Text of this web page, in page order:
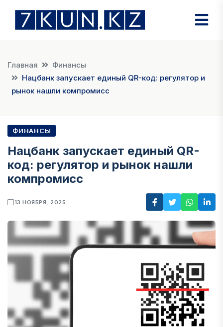
Главная
Финансы
Нацбанк запускает единый QR-код: регулятор и
рынок нашли компромисс
ФИНАНСЫ
Нацбанк запускает единый QR-
код: регулятор и рынок нашли
компромисс
13 НОЯБРЯ, 2025